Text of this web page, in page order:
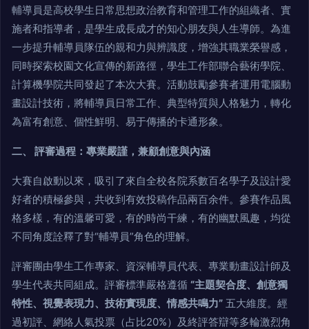
輔導員是高校學生日常思想政治教育和管理工作的組織者、實
施者和指導者，是學生成長成才的知心朋友與人生導師。為進
一步提升輔導員隊伍的親和力與辨識度，增強其職業榮譽感，
同時探索校園文化宣傳的新路徑，學生工作部聯合藝術學院、
計算機學院共同發起了本次大賽。活動鼓勵參賽者運用電腦動
畫設計技術，將輔導員日常工作、典型特質與人格魅力，轉化
為富有創意、個性鮮明、易于傳播的卡通形象。
二、 評審過程：專業嚴謹，兼顧創意與內涵
大賽自啟動以來，吸引了來自全校各院系數百名學子及設計愛
好者的積極參與，共收到有效投稿作品兩百余件。參賽作品風
格多樣，有的溫馨可愛，有的時尚干練，有的幽默風趣，均從
不同角度詮釋了對“輔導員”角色的理解。
評審團由學生工作專家、資深輔導員代表、專業動畫設計師及
學生代表共同組成。評審標準嚴格遵循 “主題契合度、創意獨
特性、視覺表現力、技術實現度、情感共鳴力” 五大維度。經
過初評、網絡人氣投票（占比20%）及終評答辯等多輪激烈角